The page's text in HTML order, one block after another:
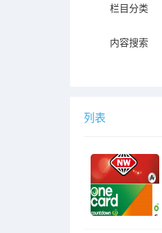
栏目分类
内容搜索
列表